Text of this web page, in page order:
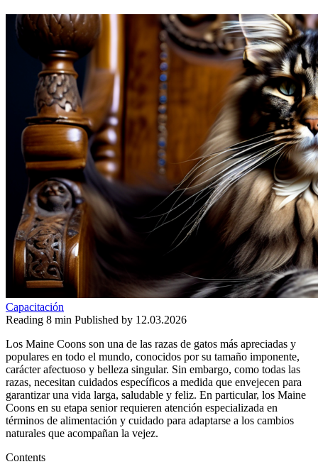
Capacitación
Reading 8 min Published by 12.03.2026
Los Maine Coons son una de las razas de gatos más apreciadas y
populares en todo el mundo, conocidos por su tamaño imponente,
carácter afectuoso y belleza singular. Sin embargo, como todas las
razas, necesitan cuidados específicos a medida que envejecen para
garantizar una vida larga, saludable y feliz. En particular, los Maine
Coons en su etapa senior requieren atención especializada en
términos de alimentación y cuidado para adaptarse a los cambios
naturales que acompañan la vejez.
Contents